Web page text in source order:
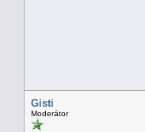
Gisti
Moderátor